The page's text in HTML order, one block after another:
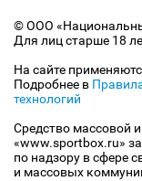
© ООО
Для лиц старше 18
На сайте
Подробнее в
технологий
Средство массовой
«www.sportbox.ru»
по надзору в сфере
и массовых